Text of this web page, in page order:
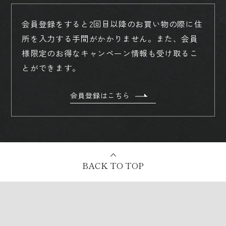
会員登録をすると2回目以降のお買い物の際に住
所を入力する手間がかかりません。
また、会員
様限定のお得なキャンペーン情報も受け取るこ
とができます。
会員登録はこちら
BACK TO TOP